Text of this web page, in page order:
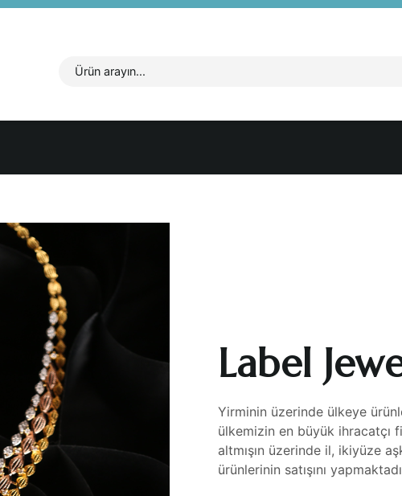
Label
Yirminin üzerinde ülkeye
ülkemizin en büyük ihracatçı
altmışın üzerinde il, ikiyüze
ürünlerinin satışını